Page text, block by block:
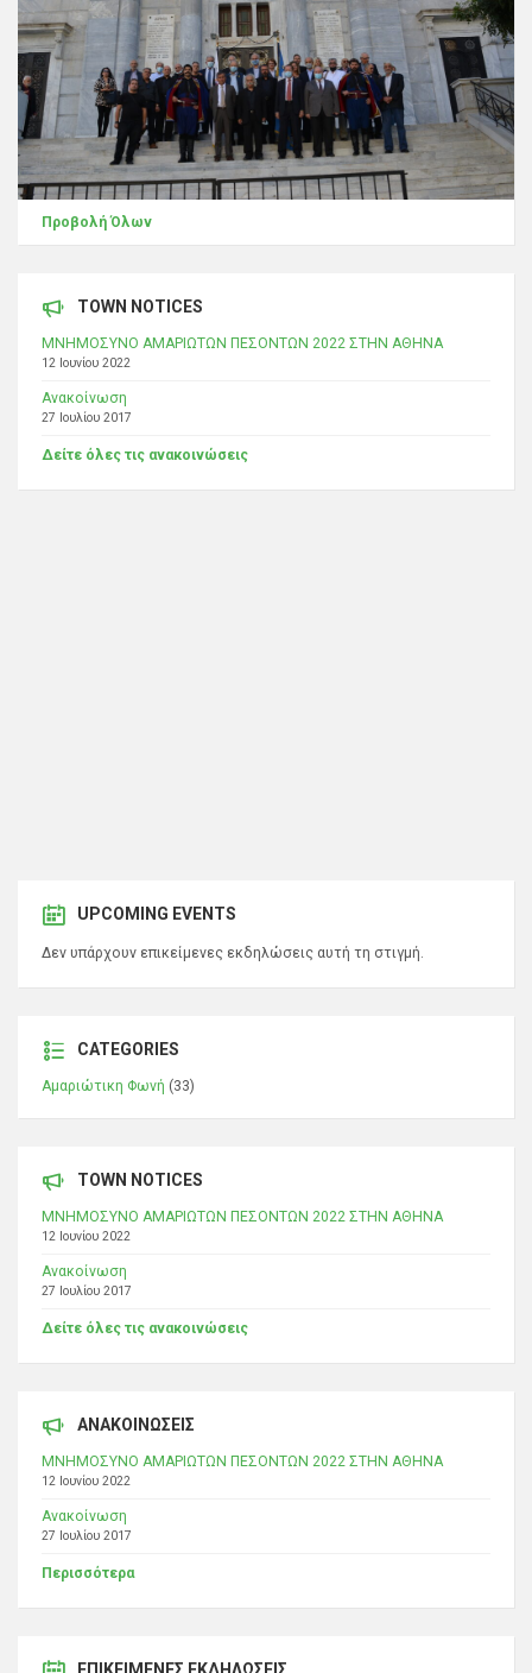
Προβολή Όλων
TOWN NOTICES
ΜΝΗΜΟΣΥΝΟ ΑΜΑΡΙΩΤΩΝ ΠΕΣΟΝΤΩΝ 2022 ΣΤΗΝ ΑΘΗΝΑ
12 Ιουνίου 2022
Ανακοίνωση
27 Ιουλίου 2017
Δείτε όλες τις ανακοινώσεις
UPCOMING EVENTS
Δεν υπάρχουν επικείμενες εκδηλώσεις αυτή τη στιγμή.
CATEGORIES
Αμαριώτικη Φωνή (33)
TOWN NOTICES
ΜΝΗΜΟΣΥΝΟ ΑΜΑΡΙΩΤΩΝ ΠΕΣΟΝΤΩΝ 2022 ΣΤΗΝ ΑΘΗΝΑ
12 Ιουνίου 2022
Ανακοίνωση
27 Ιουλίου 2017
Δείτε όλες τις ανακοινώσεις
ΑΝΑΚΟΙΝΩΣΕΙΣ
ΜΝΗΜΟΣΥΝΟ ΑΜΑΡΙΩΤΩΝ ΠΕΣΟΝΤΩΝ 2022 ΣΤΗΝ ΑΘΗΝΑ
12 Ιουνίου 2022
Ανακοίνωση
27 Ιουλίου 2017
Περισσότερα
ΕΠΙΚΕΊΜΕΝΕΣ ΕΚΔΗΛΏΣΕΙΣ